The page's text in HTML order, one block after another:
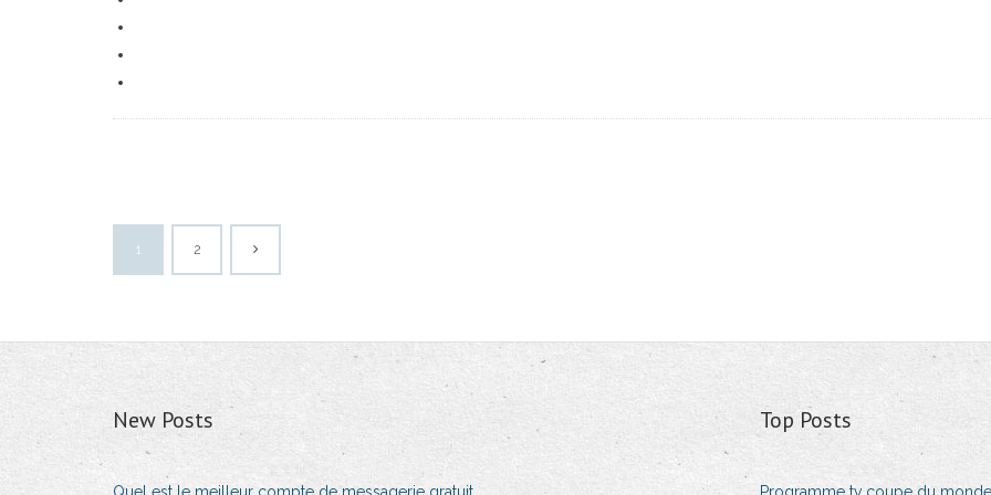
1 2
New Posts Top Posts